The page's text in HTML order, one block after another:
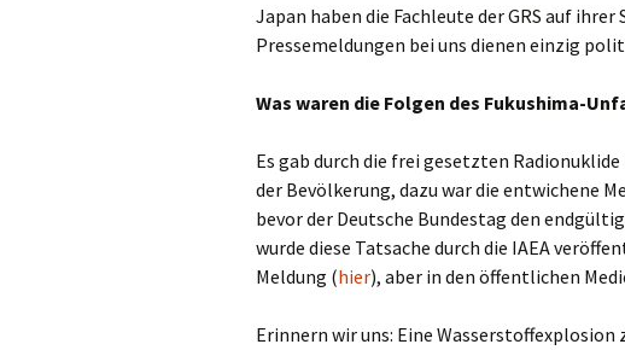
Japan haben die Fachleute der GRS auf
Pressemeldungen bei uns dienen einzig
Was waren die Folgen des Fukushima-
Es gab durch die frei gesetzten
der Bevölkerung, dazu war die entwichene
bevor der Deutsche Bundestag den
wurde diese Tatsache durch die IAEA
Meldung (hier), aber in den öffentlichen
Erinnern wir uns: Eine